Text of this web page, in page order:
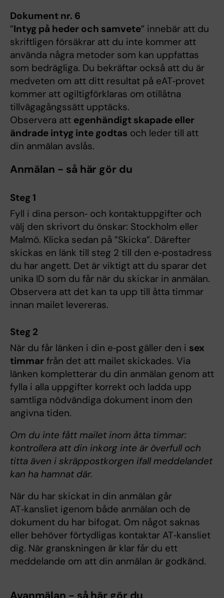
Dokument nr. 6
”Intyg på heder och samvete” innebär att du
skriftligen försäkrar att du inte kommer att
använda några metoder som kan uppfattas
som bedrägliga. Du bekräftar också att du är
medveten om att ditt resultat på eAT‑provet
kommer att ogiltigförklaras om otillåtna
tillvägagångssätt upptäcks.
Observera att egenhändigt skapade eller
ändrade intyg inte godtas och leder till att
din anmälan avslås.
Anmälan - så här gör du
Steg 1
Fyll i dina person‑ och kontaktuppgifter och
välj den skrivort du önskar: Stockholm eller
Malmö. Klicka sedan på ”Skicka”. Därefter
skickas en länk till steg 2 till den e‑postadress
du har angett. Det är viktigt att du sparar det
unika ID som du får när du skickar in anmälan.
Observera att det kan ta upp till åtta timmar
innan mailet levereras.
Steg 2
När du får länken i din e‑post gäller den i sex
timmar från det att mailet skickades. Via
länken kompletterar du din anmälan genom att
fylla i alla uppgifter korrekt och ladda upp
samtliga nödvändiga dokument inom den
angivna tiden.
Om du inte fått mailet inom åtta timmar:
kontrollera att din inkorg inte är överfull och
titta även i skräppostkorgen ifall meddelandet
kan ha hamnat där.
När du har skickat in din anmälan går
AT‑kansliet igenom både anmälan och de
dokument du har bifogat. Om något saknas
eller behöver förtydligas kontaktar AT‑kansliet
dig. När granskningen är klar får du ett
meddelande om att din anmälan är godkänd.